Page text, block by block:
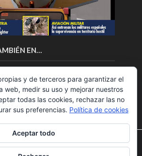
EN…
ofrecerte la mejor experiencia en
y de terceros para garantizar el
web, medir su uso y mejorar nuestros
todas las cookies, rechazar las no
sus preferencias. Política de cookies
Aceptar todo